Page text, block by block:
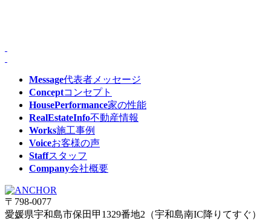
Message代表者メッセージ
Conceptコンセプト
HousePerformance家の性能
RealEstateInfo不動産情報
Works施工事例
Voiceお客様の声
Staffスタッフ
Company会社概要
〒798-0077
愛媛県宇和島市保田甲1329番地2（宇和島南IC降りてすぐ）